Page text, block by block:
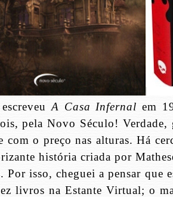
A Casa Infernal em
pela Novo Século! Verdade,
com o preço nas alturas. Há
história criada por
Por isso, cheguei a pensar
livros na Estante Virtual; o